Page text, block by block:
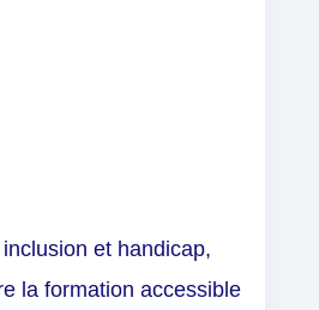
et handicap,
la formation accessible